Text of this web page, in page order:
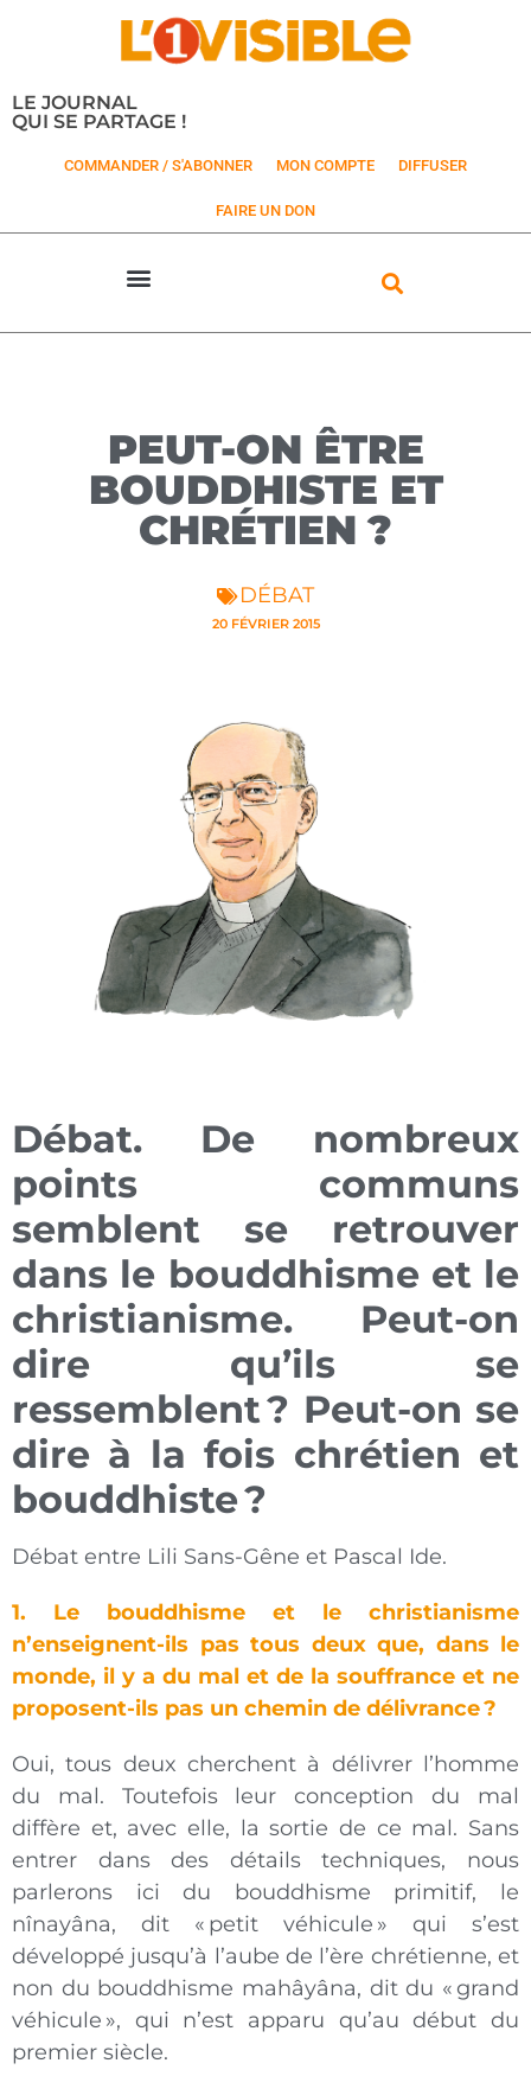
LE JOURNAL
QUI SE PARTAGE !
COMMANDER / S'ABONNER MON COMPTE DIFFUSER
FAIRE UN DON
PEUT-ON ÊTRE
BOUDDHISTE ET
CHRÉTIEN ?
DÉBAT
20 FÉVRIER 2015
Débat. De nombreux
points communs
semblent se retrouver
dans le bouddhisme et le
christianisme. Peut-on
dire qu’ils se
ressemblent? Peut-on se
dire à la fois chrétien et
bouddhiste?
Débat entre Lili Sans-Gêne et Pascal Ide.
1. Le bouddhisme et le christianisme
n’enseignent-ils pas tous deux que, dans le
monde, il y a du mal et de la souffrance et ne
proposent-ils pas un chemin de délivrance?
Oui, tous deux cherchent à délivrer l’homme
du mal. Toutefois leur conception du mal
diffère et, avec elle, la sortie de ce mal. Sans
entrer dans des détails techniques, nous
parlerons ici du bouddhisme primitif, le
nînayâna, dit « petit véhicule » qui s’est
développé jusqu’à l’aube de l’ère chrétienne, et
non du bouddhisme mahâyâna, dit du « grand
véhicule », qui n’est apparu qu’au début du
premier siècle.